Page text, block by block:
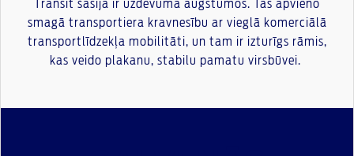
Transit šasija ir uzdevuma augstumos. Tas apvieno
smagā transportiera kravnesību ar vieglā komerciālā
transportlīdzekļa mobilitāti, un tam ir izturīgs rāmis,
kas veido plakanu, stabilu pamatu virsbūvei.